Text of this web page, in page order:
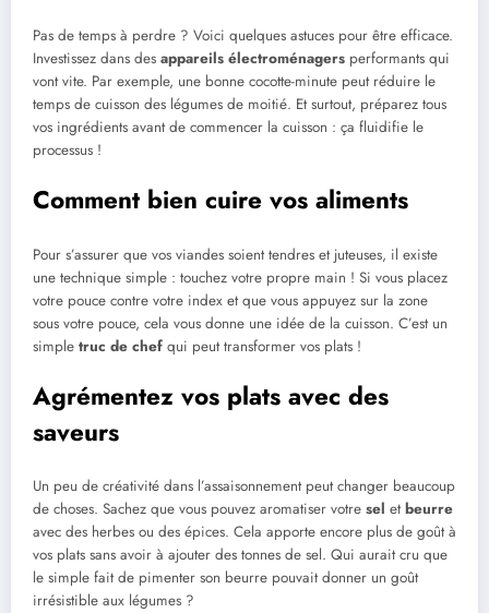
Pas de temps à perdre ? Voici quelques astuces pour être efficace.
Investissez dans des appareils électroménagers performants qui
vont vite. Par exemple, une bonne cocotte-minute peut réduire le
temps de cuisson des légumes de moitié. Et surtout, préparez tous
vos ingrédients avant de commencer la cuisson : ça fluidifie le
processus !
Comment bien cuire vos aliments
Pour s’assurer que vos viandes soient tendres et juteuses, il existe
une technique simple : touchez votre propre main ! Si vous placez
votre pouce contre votre index et que vous appuyez sur la zone
sous votre pouce, cela vous donne une idée de la cuisson. C’est un
simple truc de chef qui peut transformer vos plats !
Agrémentez vos plats avec des
saveurs
Un peu de créativité dans l’assaisonnement peut changer beaucoup
de choses. Sachez que vous pouvez aromatiser votre sel etbeurre
avec des herbes ou des épices. Cela apporte encore plus de goût à
vos plats sans avoir à ajouter des tonnes de sel. Qui aurait cru que
le simple fait de pimenter son beurre pouvait donner un goût
irrésistible aux légumes ?